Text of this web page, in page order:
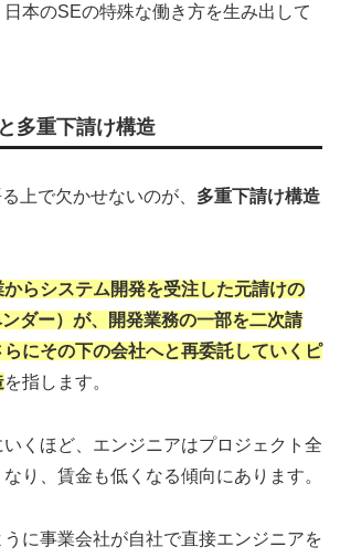
本のSEの特殊な働き方を生み出して
多重下請け構造
上で欠かせないのが、 多重下請け構造
からシステム開発を受注した元請けの
ダー）が、開発業務の一部を二次請
にその下の会社へと再委託していくピ
を指します。
くほど、エンジニアはプロジェクト全
り、賃金も低くなる傾向にあります。
に事業会社が自社で直接エンジニアを